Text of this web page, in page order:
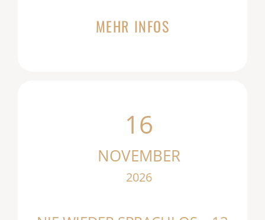
MEHR INFOS
16
NOVEMBER
2026